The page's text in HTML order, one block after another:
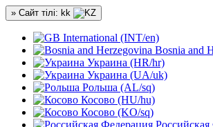
» Сайт тілі: kk
International (INT/en)
Bosnia and
Украина (HR/hr)
Украина (UA/uk)
Рольша (AL/sq)
Косово (HU/hu)
Косово (KO/sq)